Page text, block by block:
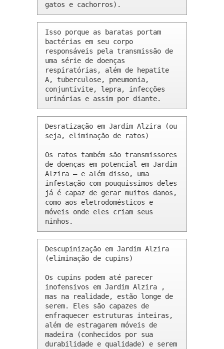
gatos e cachorros).
Isso porque as baratas portam
bactérias em seu corpo
responsáveis pela transmissão de
uma série de doenças
respiratórias, além de hepatite
A, tuberculose, pneumonia,
conjuntivite, lepra, infecções
urinárias e assim por diante.
Desratização em Jardim Alzira (ou
seja, eliminação de ratos)
Os ratos também são transmissores
de doenças em potencial em Jardim
Alzira – e além disso, uma
infestação com pouquíssimos deles
já é capaz de gerar muitos danos,
como aos eletrodomésticos e
móveis onde eles criam seus
ninhos.
Descupinização em Jardim Alzira
(eliminação de cupins)
Os cupins podem até parecer
inofensivos em Jardim Alzira ,
mas na realidade, estão longe de
serem. Eles são capazes de
enfraquecer estruturas inteiras,
além de estragarem móveis de
madeira (conhecidos por sua
durabilidade e qualidade) e serem